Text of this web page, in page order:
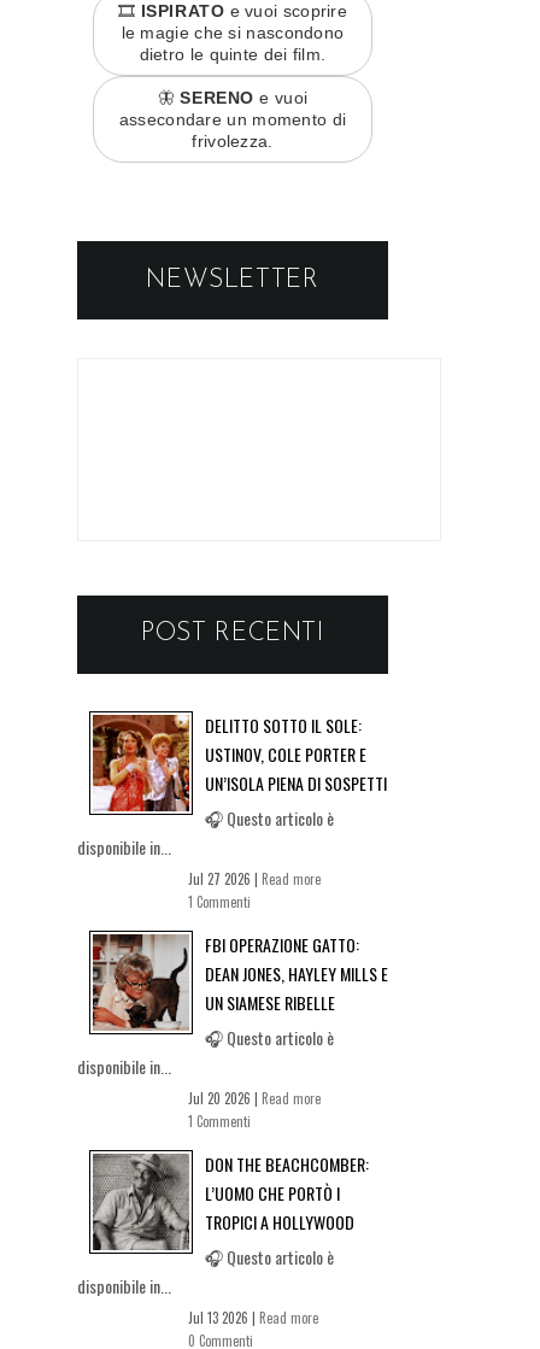
🎞️ ISPIRATO e vuoi scoprire
le magie che si nascondono
dietro le quinte dei film.
🦋SERENO e vuoi
assecondare un momento di
frivolezza.
NEWSLETTER
POST RECENTI
DELITTO SOTTO IL SOLE:
USTINOV, COLE PORTER E
UN’ISOLA PIENA DI SOSPETTI
🎧 Questo articolo è
disponibile in...
Jul 27 2026 | Read more
1 Commenti
FBI OPERAZIONE GATTO:
DEAN JONES, HAYLEY MILLS E
UN SIAMESE RIBELLE
🎧 Questo articolo è
disponibile in...
Jul 20 2026 | Read more
1 Commenti
DON THE BEACHCOMBER:
L’UOMO CHE PORTÒ I
TROPICI A HOLLYWOOD
🎧 Questo articolo è
disponibile in...
Jul 13 2026 | Read more
0 Commenti